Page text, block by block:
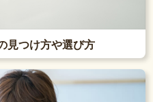
見つけ方や選び方